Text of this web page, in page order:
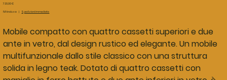
20771
Prezzo
720,00 €
IVA inclusa Spedizioni immediate
Mobile compatto con quattro cassetti superiori e due
ante in vetro, dal design rustico ed elegante. Un mobile
multifunzionale dallo stile classico con una struttura
solida in legno teak. Dotato di quattro cassetti con